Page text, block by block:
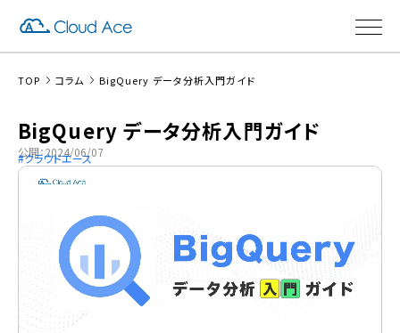
TOP コラム BigQuery データ分析入門ガイド
BigQuery データ分析入門ガイド
公開：2024/06/07
クラウドエース